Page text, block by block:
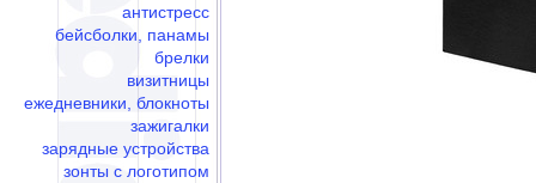
антистресс
бейсболки, панамы
брелки
визитницы
ежедневники, блокноты
зажигалки
зарядные устройства
зонты с логотипом